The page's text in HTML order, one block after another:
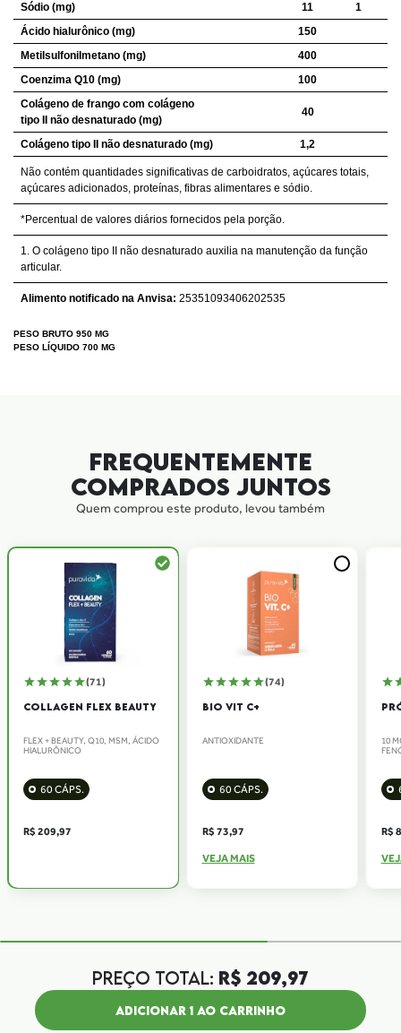
Sódio (mg)
11
1
Ácido hialurônico (mg)
150
Metilsulfonilmetano (mg)
400
Coenzima Q10 (mg)
100
Colágeno de frango com colágeno
tipo II não desnaturado (mg)
40
Colágeno tipo II não desnaturado (mg) 1,2
Não contém quantidades significativas de carboidratos, açúcares totais,
açúcares adicionados, proteínas, fibras alimentares e sódio.
*Percentual de valores diários fornecidos pela porção.
1. O colágeno tipo II não desnaturado auxilia na manutenção da função
articular.
Alimento notificado na Anvisa: 25351093406202535
PESO BRUTO 950 MG
PESO LÍQUIDO 700 MG
FREQUENTEMENTE
COMPRADOS JUNTOS
Quem comprou este produto, levou também
(71)
COLLAGEN FLEX BEAUTY
FLEX + BEAUTY, Q10, MSM, ÁCIDO
HIALURÔNICO
60 CÁPS.
R$ 209,97
(74)
BIO VIT C+
ANTIOXIDANTE
60 CÁPS.
R$ 73,97
VEJA MAIS
10
R$
PREÇO TOTAL: R$ 209,97
ADICIONAR 1 AO CARRINHO